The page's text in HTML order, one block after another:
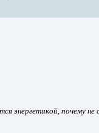
энергетикой, почему